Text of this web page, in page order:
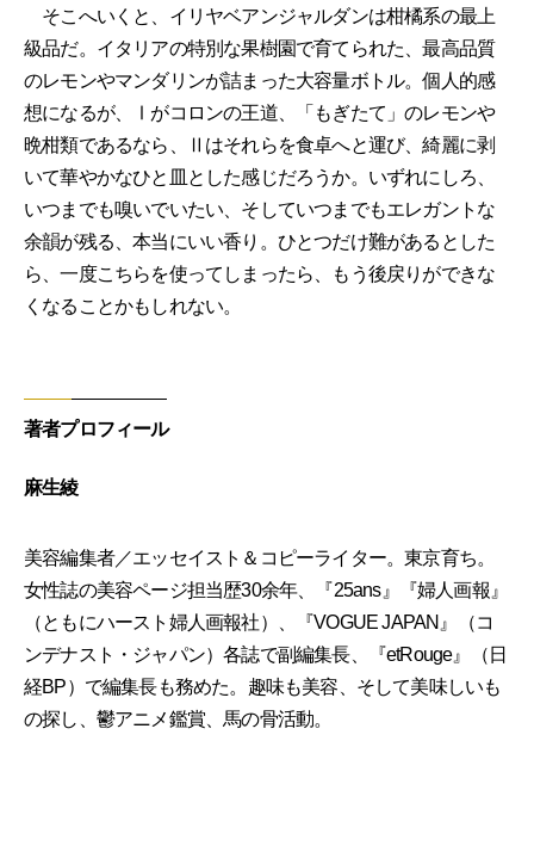
そこへいくと、イリヤベアンジャルダンは柑橘系の最上
級品だ。イタリアの特別な果樹園で育てられた、最高品質
のレモンやマンダリンが詰まった大容量ボトル。個人的感
想になるが、Ⅰがコロンの王道、「もぎたて」のレモンや
晩柑類であるなら、Ⅱはそれらを食卓へと運び、綺麗に剥
いて華やかなひと皿とした感じだろうか。いずれにしろ、
いつまでも嗅いでいたい、そしていつまでもエレガントな
余韻が残る、本当にいい香り。ひとつだけ難があるとした
ら、一度こちらを使ってしまったら、もう後戻りができな
くなることかもしれない。
著者プロフィール
麻生綾
美容編集者／エッセイスト＆コピーライター。東京育ち。
女性誌の美容ページ担当歴30余年、『25ans』『婦人画報』
（ともにハースト婦人画報社）、『VOGUE JAPAN』（コ
ンデナスト・ジャパン）各誌で副編集長、『etRouge』（日
経BP）で編集長も務めた。趣味も美容、そして美味しいも
の探し、鬱アニメ鑑賞、馬の骨活動。